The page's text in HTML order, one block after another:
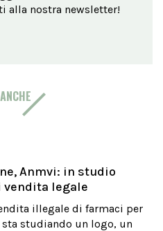
alla nostra newsletter!
Anmvi: in studio
legale
illegale di farmaci per
studiando un logo, un